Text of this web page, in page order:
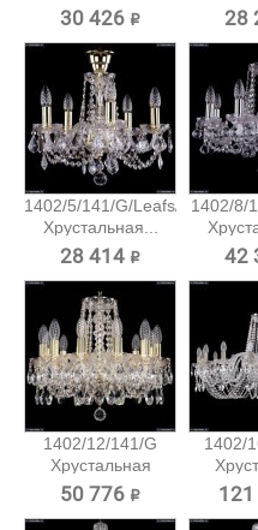
подвесная...
30 426 ₽ 28
1402/5/141/G/Leafs/Tube
Хрустальная...
28 414 ₽
1402/8/
42
1402/12/141/G
Хрустальная
подвесная...
50 776 ₽
1402/
121